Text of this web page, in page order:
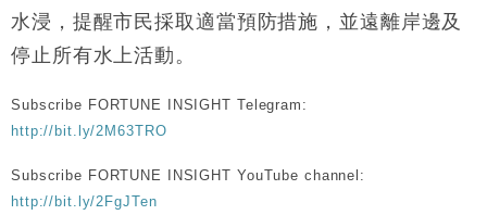
水浸，提醒市民採取適當預防措施，並遠離岸邊及
停止所有水上活動。
Subscribe FORTUNE INSIGHT Telegram:
http://bit.ly/2M63TRO
Subscribe FORTUNE INSIGHT YouTube channel:
http://bit.ly/2FgJTen